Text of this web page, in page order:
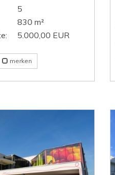
5
830 m²
5.000,00 EUR
merken